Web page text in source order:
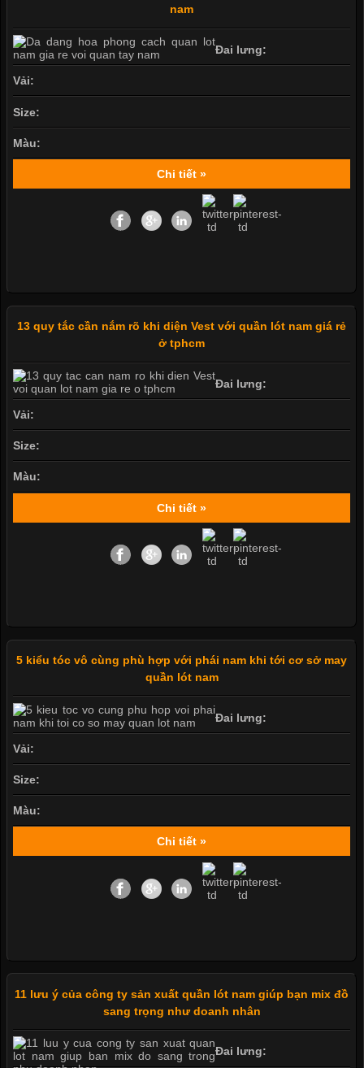
nam
Đai lưng:
Vải:
Size:
Màu:
Chi tiết »
13 quy tắc cần nắm rõ khi diện Vest với quần lót nam giá rẻ
ở tphcm
Đai lưng:
Vải:
Size:
Màu:
Chi tiết »
5 kiểu tóc vô cùng phù hợp với phái nam khi tới cơ sở may
quần lót nam
Đai lưng:
Vải:
Size:
Màu:
Chi tiết »
11 lưu ý của công ty sản xuất quần lót nam giúp bạn mix đồ
sang trọng như doanh nhân
Đai lưng: